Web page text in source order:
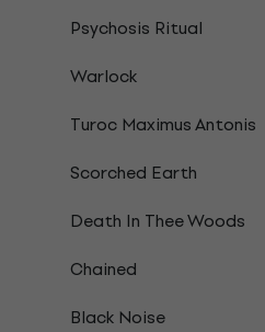
Psychosis Ritual
Warlock
Turoc Maximus Antonis
Scorched Earth
Death In Thee Woods
Chained
Black Noise